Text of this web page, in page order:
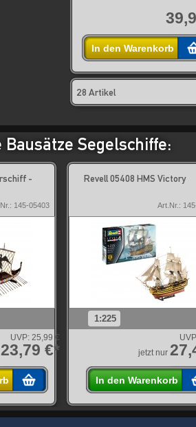
In den Warenkorb
28 Artikel
Segelschiffe:
-
145-05403
UVP: 25,99 €
23,79 €*
Revell 05408 HMS Victory
Art.Nr.:
1:225
jetzt nur
In den Warenkorb